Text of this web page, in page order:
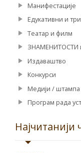
Манифестације
Едукативни и
Театар и филм
ЗНАМЕНИТОСТИ
Издаваштво
Конкурси
Медији /
Програм рада
Најчитанији